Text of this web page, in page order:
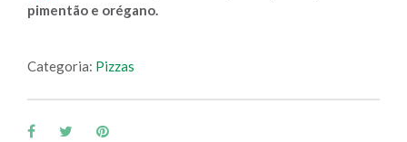
pimentão e orégano.
Categoria: Pizzas